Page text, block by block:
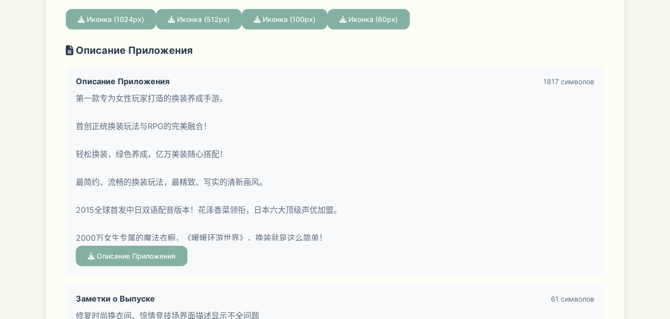
Иконка (1024px) Иконка (512px) Иконка (100px) Иконка (60px)
Описание Приложения
Описание Приложения 1817 символов
第一款专为女性玩家打造的换装养成手游。
首创正统换装玩法与RPG的完美融合！
轻松换装，绿色养成，亿万美装随心搭配！
最简约、流畅的换装玩法，最精致、写实的清新画风。
2015全球首发中日双语配音版本！花泽香菜领衔，日本六大顶级声优加盟。
2000万女生专属的魔法衣橱，《暖暖环游世界》，换装就是这么简单！
Описание Приложения
Заметки о Выпуске 61 символов
修复时尚换衣间、惊情竞技场界面描述显示不全问题